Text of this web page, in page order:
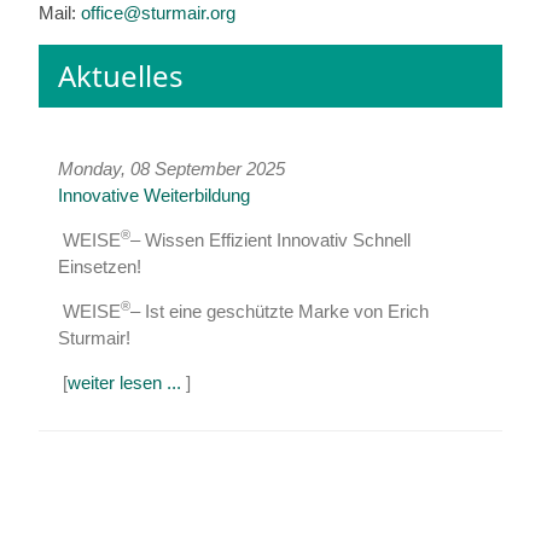
Mail: office@sturmair.org
Aktuelles
Monday, 08 September 2025
Innovative Weiterbildung
WEISE®– Wissen Effizient Innovativ Schnell
Einsetzen!
WEISE®– Ist eine geschützte Marke von Erich
Sturmair!
[weiter lesen ... ]